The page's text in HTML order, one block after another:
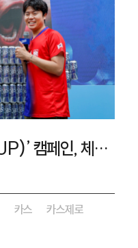
카스 ‘와이드 컵(WIDE CUP)’ 캠페인, 체코戰 승리 함성 키웠다
카스 카스제로